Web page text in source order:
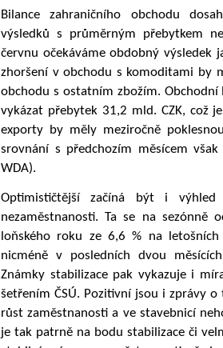
Bilance zahraničního obchodu
výsledků s průměrným přebytkem
červnu očekáváme obdobný výsledek
zhoršení v obchodu s komoditami by
obchodu s ostatním zbožím.
vykázat přebytek 31,2 mld. CZK, což
exporty by měly meziročně
srovnání s předchozím měsícem
WDA).
Optimističtější začíná být i
nezaměstnanosti. Ta se na sezónně
loňského roku ze 6,6 % na
nicméně v posledních dvou
Známky stabilizace pak vykazuje i
šetřením ČSÚ. Pozitivní jsou i zprávy
růst zaměstnanosti a ve stavebnicí
je tak patrně na bodu stabilizace či